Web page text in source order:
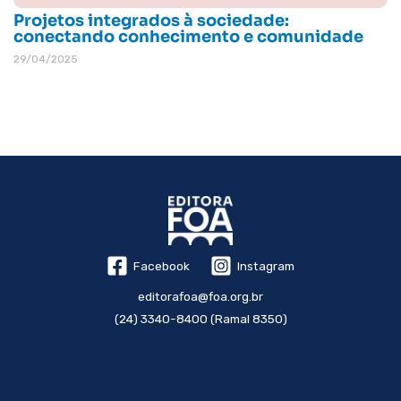
Projetos integrados à sociedade:
conectando conhecimento e comunidade
29/04/2025
Facebook Instagram
editorafoa@foa.org.br
(24) 3340-8400 (Ramal 8350)